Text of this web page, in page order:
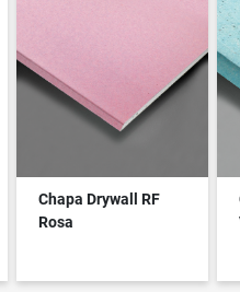
Chapa Drywall RF
Rosa